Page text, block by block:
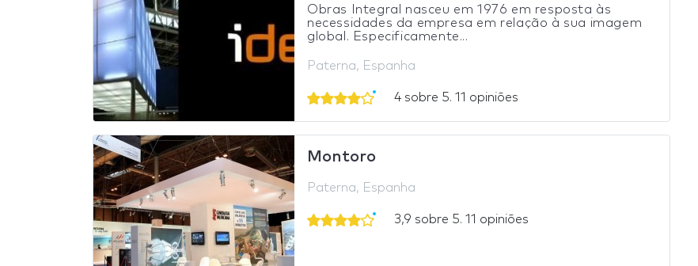
Obras Integral nasceu em 1976 em resposta às
necessidades da empresa em relação à sua imagem
global. Especificamente...
Paterna, Espanha
4 sobre 5. 11 opiniões
Montoro
Paterna, Espanha
3,9 sobre 5. 11 opiniões